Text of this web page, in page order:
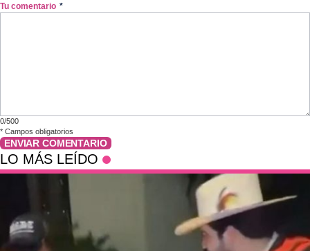
Tu comentario *
0/500
* Campos obligatorios
ENVIAR COMENTARIO
LO MÁS LEÍDO